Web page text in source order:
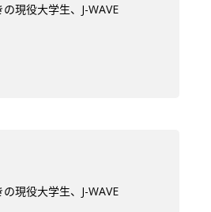
現役大学生、J-WAVE
現役大学生、J-WAVE